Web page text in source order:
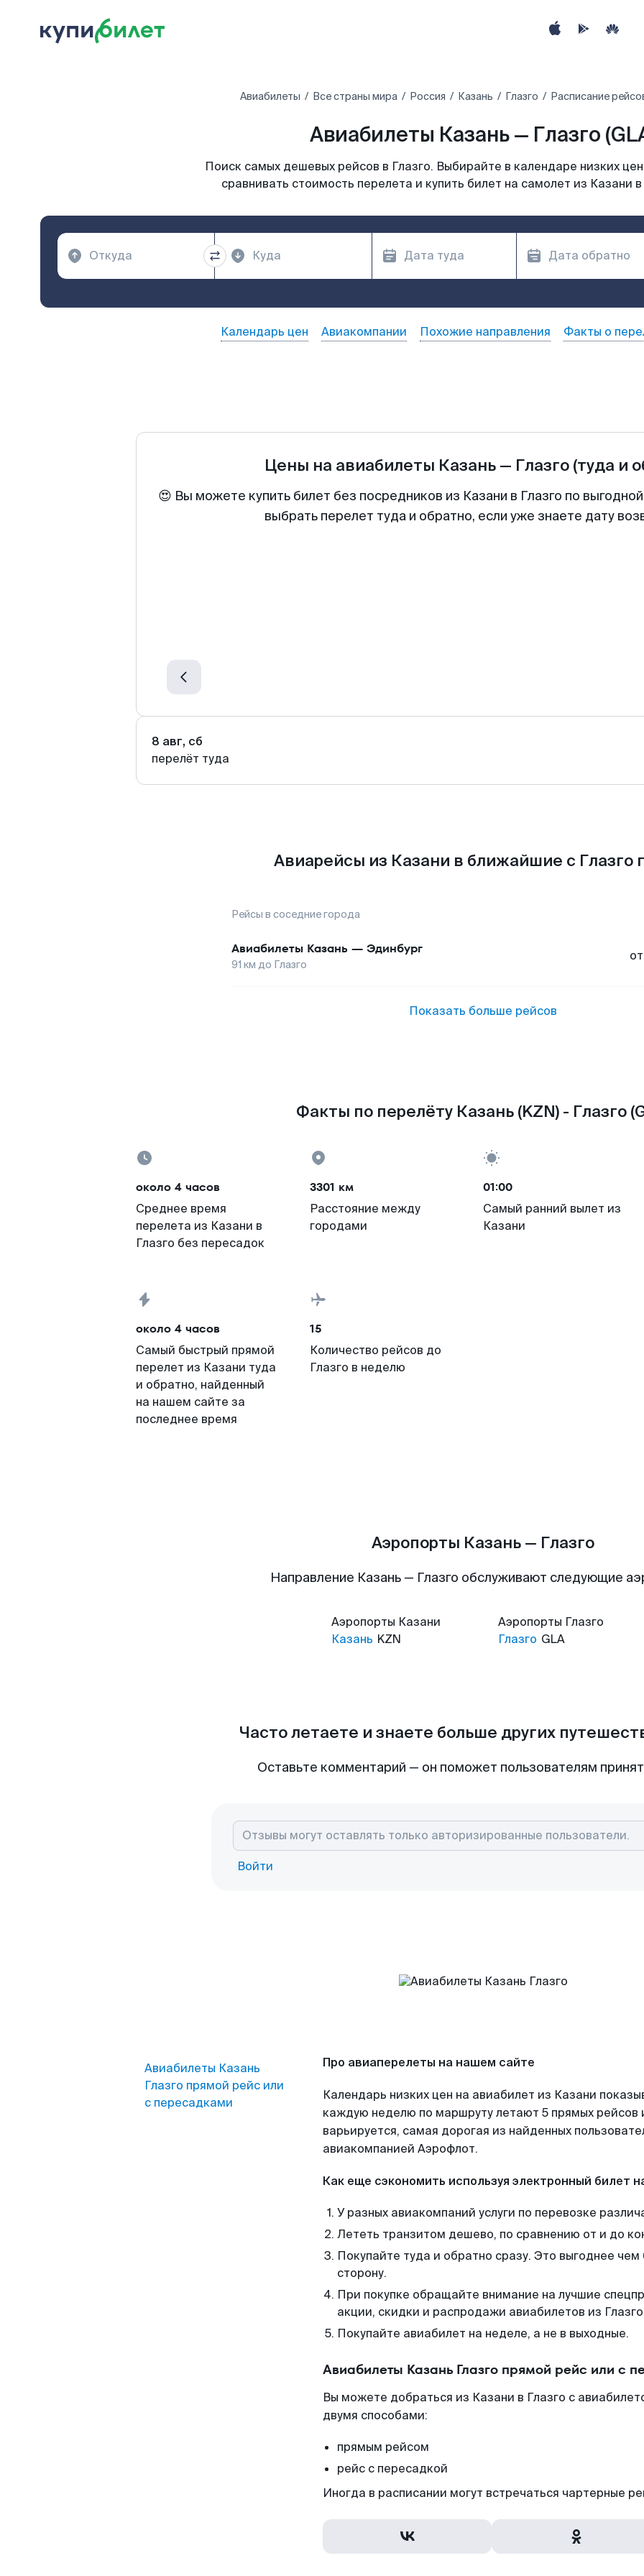
Авиабилеты Все страны мира Россия Казань Глазго Расписание
Авиабилеты Казань — Глазго
Поиск самых дешевых рейсов в Глазго. Выбирайте в календаре низких
сравнивать стоимость перелета и купить билет на самолет из Казани
Календарь цен Авиакомпании Похожие направления Факты о
Цены на авиабилеты Казань — Глазго (туда и
😍 Вы можете купить билет без посредников из Казани в Глазго по
выбрать перелет туда и обратно, если уже знаете дату
8 авг, сб
перелёт туда
Авиарейсы из Казани в ближайшие с Глазго
Рейсы в соседние города
Авиабилеты Казань — Эдинбург
91 км до Глазго
от
Показать больше рейсов
Факты по перелёту Казань (KZN) - Глазго
около 4 часов
Среднее время
перелета из Казани в
Глазго без пересадок
3301 км
Расстояние между
городами
01:00
Самый ранний вылет из
Казани
около 4 часов
Самый быстрый прямой
перелет из Казани туда
и обратно, найденный
на нашем сайте за
последнее время
15
Количество рейсов до
Глазго в неделю
Аэропорты Казань — Глазго
Направление Казань — Глазго обслуживают следующие
Аэропорты Казани
Казань KZN
Аэропорты Глазго
Глазго GLA
Часто летаете и знаете больше других
Оставьте комментарий — он поможет пользователям
Войти
Авиабилеты Казань
Глазго прямой рейс или
с пересадками
Про авиаперелеты на нашем сайте
Календарь низких цен на авиабилет из Казани
каждую неделю по маршруту летают 5 прямых рейсов
варьируется, самая дорогая из найденных
авиакомпанией Аэрофлот.
Как еще сэкономить используя электронный билет
У разных авиакомпаний услуги по перевозке
Лететь транзитом дешево, по сравнению от и до
Покупайте туда и обратно сразу. Это выгоднее чем
сторону.
При покупке обращайте внимание на лучшие
акции, скидки и распродажи авиабилетов из
Покупайте авиабилет на неделе, а не в выходные.
Авиабилеты Казань Глазго прямой рейс или с
Вы можете добраться из Казани в Глазго с
двумя способами:
прямым рейсом
рейс с пересадкой
Иногда в расписании могут встречаться чартерные